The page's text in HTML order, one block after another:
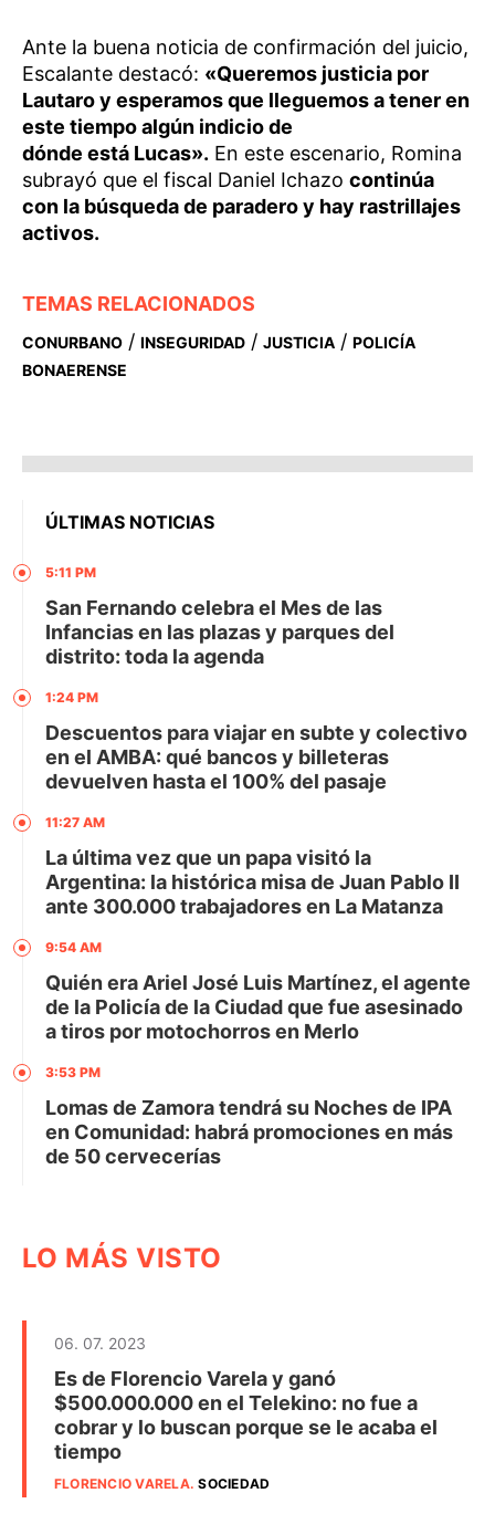
Ante la buena noticia de confirmación del juicio,
Escalante destacó: «Queremos justicia por
Lautaro y esperamos que lleguemos a tener en
este tiempo algún indicio de
dónde está Lucas». En este escenario, Romina
subrayó que el fiscal Daniel Ichazo continúa
con la búsqueda de paradero y hay rastrillajes
activos.
TEMAS RELACIONADOS
CONURBANO / INSEGURIDAD / JUSTICIA / POLICÍA
BONAERENSE
ÚLTIMAS NOTICIAS
5:11 PM
San Fernando celebra el Mes de las
Infancias en las plazas y parques del
distrito: toda la agenda
1:24 PM
Descuentos para viajar en subte y colectivo
en el AMBA: qué bancos y billeteras
devuelven hasta el 100% del pasaje
11:27 AM
La última vez que un papa visitó la
Argentina: la histórica misa de Juan Pablo II
ante 300.000 trabajadores en La Matanza
9:54 AM
Quién era Ariel José Luis Martínez, el agente
de la Policía de la Ciudad que fue asesinado
a tiros por motochorros en Merlo
3:53 PM
Lomas de Zamora tendrá su Noches de IPA
en Comunidad: habrá promociones en más
de 50 cervecerías
LO MÁS VISTO
06. 07. 2023
Es de Florencio Varela y ganó
$500.000.000 en el Telekino: no fue a
cobrar y lo buscan porque se le acaba el
tiempo
FLORENCIO VARELA.SOCIEDAD